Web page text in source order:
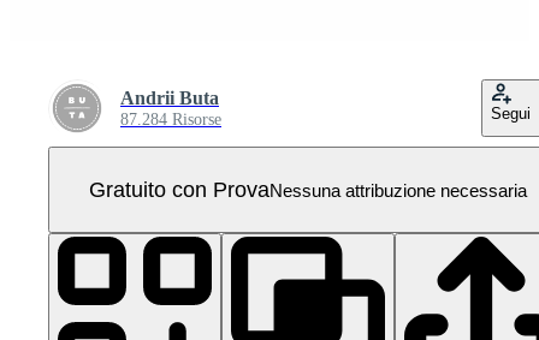
Andrii Buta
87.284 Risorse Segui
Gratuito con ProvaNessuna attribuzione necessaria